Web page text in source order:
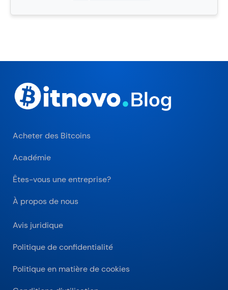
Acheter des Bitcoins
Académie
Êtes-vous une entreprise?
À propos de nous
Avis juridique
Politique de confidentialité
Politique en matière de cookies